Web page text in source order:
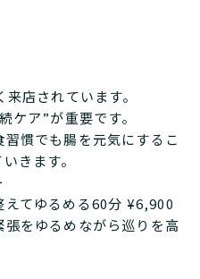
店されています。
ケア”が重要です。
慣でも腸を元気にするこ
きます。
えてゆるめる60分 ¥6,900
をゆるめながら巡りを高